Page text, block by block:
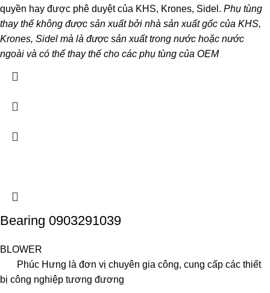
quyền hay được phê duyệt của KHS, Krones, Sidel. Phụ tùng
thay thế không được sản xuất bởi nhà sản xuất gốc của KHS,
Krones, Sidel mà là được sản xuất trong nước hoặc nước
ngoài và có thể thay thế cho các phụ tùng của OEM
Bearing 0903291039
BLOWER
Phúc Hưng là đơn vị chuyên gia công, cung cấp các thiết
bị công nghiệp tương đương